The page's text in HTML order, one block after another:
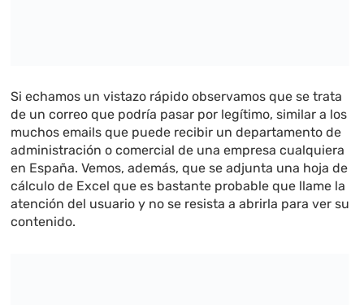
Si echamos un vistazo rápido observamos que se trata
de un correo que podría pasar por legítimo, similar a los
muchos emails que puede recibir un departamento de
administración o comercial de una empresa cualquiera
en España. Vemos, además, que se adjunta una hoja de
cálculo de Excel que es bastante probable que llame la
atención del usuario y no se resista a abrirla para ver su
contenido.